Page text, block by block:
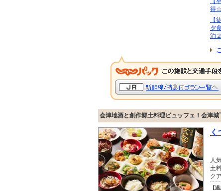
得☆
【
夕
泊
会津地酒と創作郷土料理ビュッフェ！会津
人
土
ク
【温